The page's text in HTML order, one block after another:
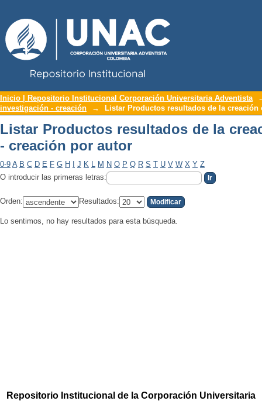
Listar Productos resultados de la
Inicio | Repositorio Institucional Corporación Universitaria Adventista
investigación - creación
→ Listar Productos resultados de la
Listar Productos resultados de la
- creación por autor
0-9 A B C D E F G H J K L M N O P Q R S T U V W X Y Z
O introducir las primeras letras:
Orden: Resultados:
Lo sentimos, no hay resultados para esta búsqueda.
Repositorio Institucional de la Corporación Universitaria